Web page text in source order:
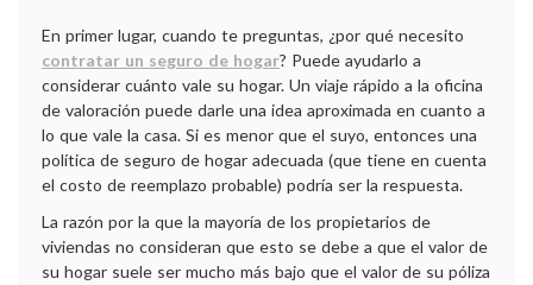
En primer lugar, cuando te preguntas, ¿por qué necesito
contratar un seguro de hogar? Puede ayudarlo a
considerar cuánto vale su hogar. Un viaje rápido a la oficina
de valoración puede darle una idea aproximada en cuanto a
lo que vale la casa. Si es menor que el suyo, entonces una
política de seguro de hogar adecuada (que tiene en cuenta
el costo de reemplazo probable) podría ser la respuesta.
La razón por la que la mayoría de los propietarios de
viviendas no consideran que esto se debe a que el valor de
su hogar suele ser mucho más bajo que el valor de su póliza